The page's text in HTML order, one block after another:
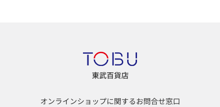
東武百貨店
オンラインショップに関するお問合せ窓口